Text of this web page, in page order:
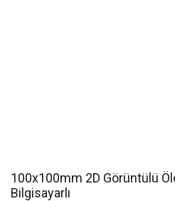
100x100mm 2D Görüntülü
Bilgisayarlı